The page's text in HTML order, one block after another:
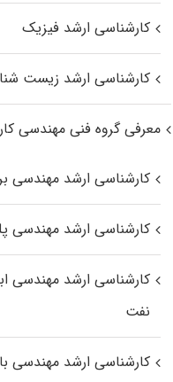
کارشناسی ارشد فیزیک
کارشناسی ارشد زیست‌
معرفی گروه فنی مهندسی
کارشناسی ارشد مهندسی
کارشناسی ارشد مهندسی
کارشناسی ارشد مهندسی
نفت
کارشناسی ارشد مهندسی